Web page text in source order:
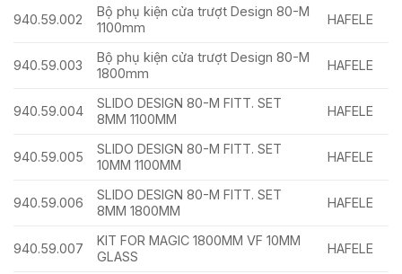
940.59.002
Bộ phụ kiện cửa trượt Design 80-M
1100mm
HAFELE
940.59.003
Bộ phụ kiện cửa trượt Design 80-M
1800mm
HAFELE
940.59.004
SLIDO DESIGN 80-M FITT. SET
8MM 1100MM
HAFELE
940.59.005
SLIDO DESIGN 80-M FITT. SET
10MM 1100MM
HAFELE
940.59.006
SLIDO DESIGN 80-M FITT. SET
8MM 1800MM
HAFELE
940.59.007
KIT FOR MAGIC 1800MM VF 10MM
GLASS
HAFELE